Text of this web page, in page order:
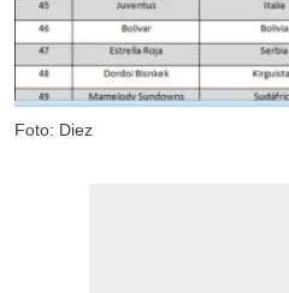
Foto: Diez